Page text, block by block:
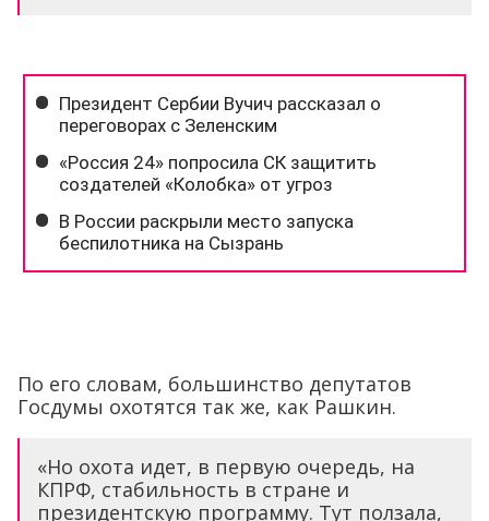
По его словам, большинство депутатов
Госдумы охотятся так же, как Рашкин.
«Но охота идет, в первую очередь, на
КПРФ, стабильность в стране и
президентскую программу. Тут ползала,